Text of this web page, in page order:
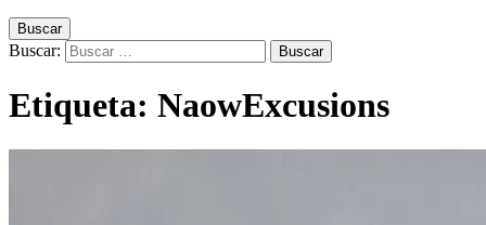
Buscar
Buscar:
Etiqueta: NaowExcusions